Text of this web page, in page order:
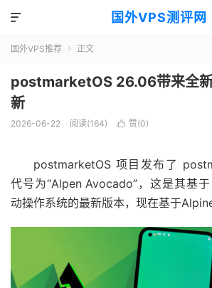
国外VPS测评网

国外VPS推荐  正文
postmarketOS 26.06带来全
新
2026-06-22 阅读(164)  赞(0)
postmarketOS 项目发布了
代号为“Alpen Avocado”，这是其基
动操作系统的最新版本，现在基于